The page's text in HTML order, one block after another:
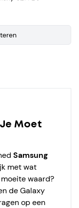
Van
Moet
Samsung
met wat
waard?
de Galaxy
op een